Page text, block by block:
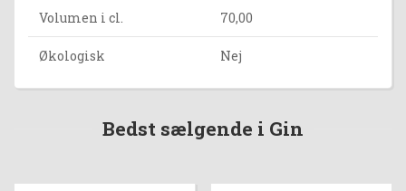
Volumen i cl. 70,00
Økologisk Nej
Bedst sælgende i Gin